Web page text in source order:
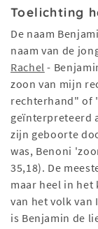
Toelichting
De naam
naam van de
Rachel -
zoon van mijn
rechterhand" of
geïnterpreteerd
zijn geboorte
was, Benoni
35,18). De
maar heel in het
van het volk
is Benjamin de